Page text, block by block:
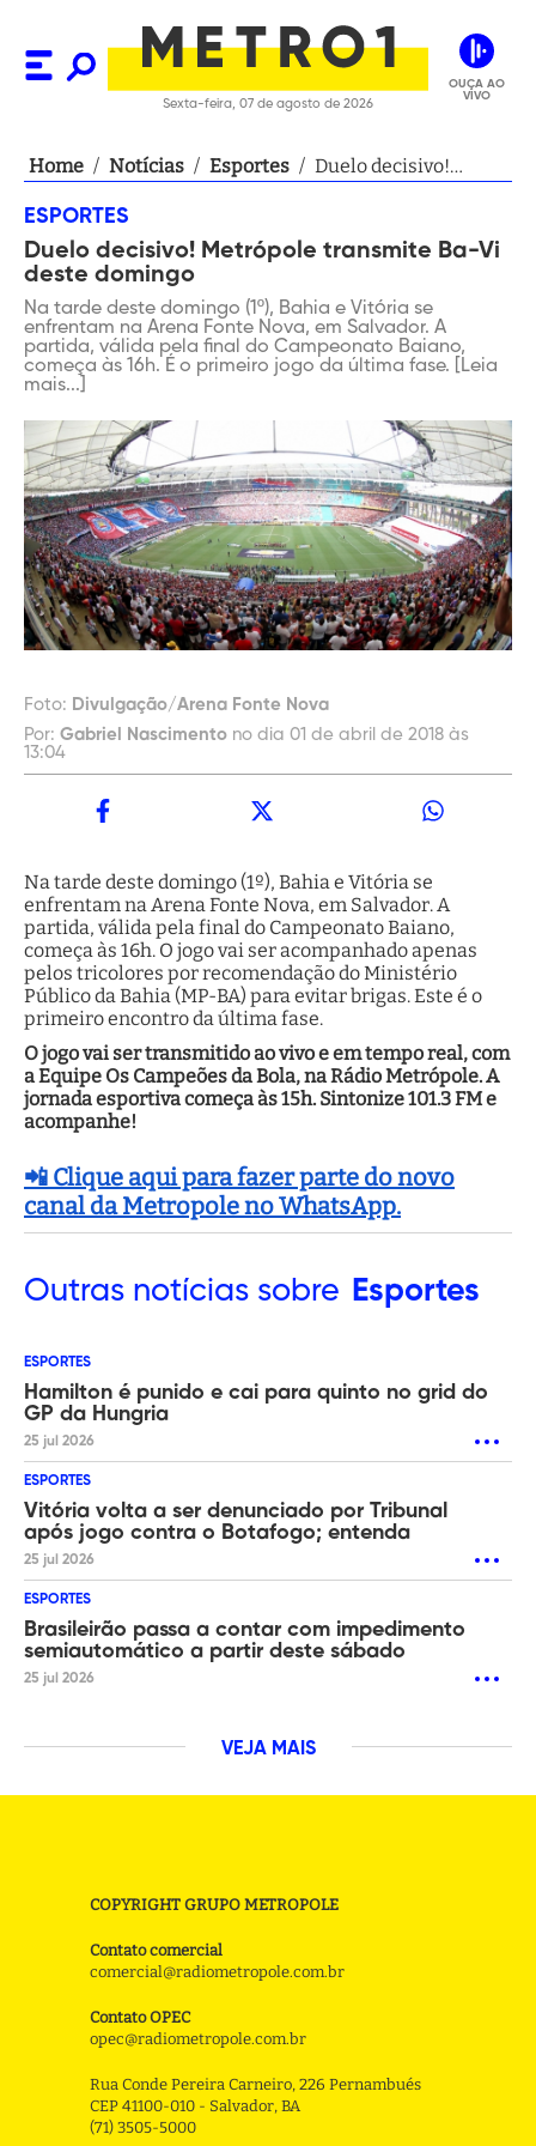
Sexta-feira, 07 de agosto de 2026
OUÇA AO
VIVO
Home / Notícias / Esportes / Duelo decisivo!
ESPORTES
Duelo decisivo! Metrópole transmite Ba-Vi
deste domingo
Na tarde deste domingo (1º), Bahia e Vitória se
enfrentam na Arena Fonte Nova, em Salvador. A
partida, válida pela final do Campeonato Baiano,
começa às 16h. É o primeiro jogo da última fase. [Leia
mais...]
Foto: Divulgação/Arena Fonte Nova
Por: Gabriel Nascimento no dia 01 de abril de 2018 às
13:04
Na tarde deste domingo (1º), Bahia e Vitória se
enfrentam na Arena Fonte Nova, em Salvador. A
partida, válida pela final do Campeonato Baiano,
começa às 16h. O jogo vai ser acompanhado apenas
pelos tricolores por recomendação do Ministério
Público da Bahia (MP-BA) para evitar brigas. Este é o
primeiro encontro da última fase.
O jogo vai ser transmitido ao vivo e em tempo real, com
a Equipe Os Campeões da Bola, na Rádio Metrópole. A
jornada esportiva começa às 15h. Sintonize 101.3 FM e
acompanhe!
📲 Clique aqui para fazer parte do novo
canal da Metropole no WhatsApp.
Outras notícias sobre Esportes
ESPORTES
Hamilton é punido e cai para quinto no grid do
GP da Hungria
25 jul 2026
ESPORTES
Vitória volta a ser denunciado por Tribunal
após jogo contra o Botafogo; entenda
25 jul 2026
ESPORTES
Brasileirão passa a contar com impedimento
semiautomático a partir deste sábado
25 jul 2026
VEJA MAIS
COPYRIGHT GRUPO METROPOLE
Contato comercial
comercial@radiometropole.com.br
Contato OPEC
opec@radiometropole.com.br
Rua Conde Pereira Carneiro, 226 Pernambués
CEP 41100-010 - Salvador, BA
(71) 3505-5000